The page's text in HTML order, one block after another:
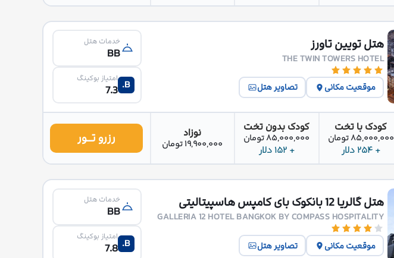
هتل تویین تاورز
THE TWIN TOWERS HOTEL
موقعیت مکانی تصاویر هتل
خدمات هتل
BB
B. امتیاز بوکینگ
7.3
کودک با تخت
85,000,000 تومان
+ 254 دلار
کودک بدون تخت
85,000,000 تومان
+ 152 دلار
نوزاد
19,900,000 تومان رزرو تــور
هتل گالریا 12 بانکوک بای کامپس هاسپیتالیتی
GALLERIA 12 HOTEL BANGKOK BY COMPASS HOSPITALITY
موقعیت مکانی تصاویر هتل
خدمات هتل
BB
B. امتیاز بوکینگ
7.8